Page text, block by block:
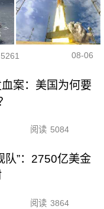
5261 08-06
案：美国为何要
阅读 5084
队”：2750亿美金
阅读 3864